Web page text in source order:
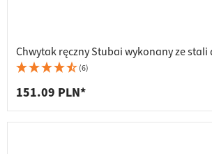
Chwytak ręczny Stubai wykonany ze stali
(6)
151.09 PLN*